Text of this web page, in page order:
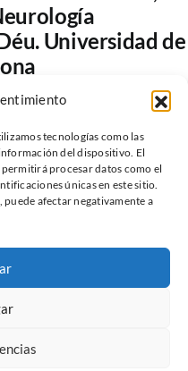
tecnologías como las
del dispositivo. El
procesar datos como el
únicas en este sitio.
afectar negativamente a
Universidad de
Información Legal
CuidAME